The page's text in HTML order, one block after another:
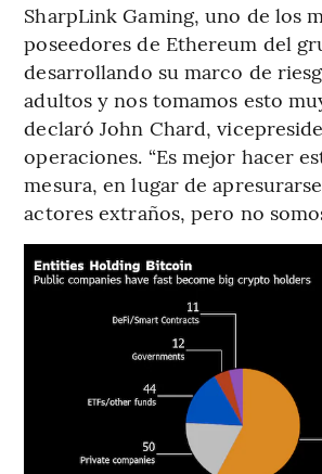
SharpLink Gaming, uno de los
poseedores de Ethereum del
desarrollando su marco de
adultos y nos tomamos esto
declaró John Chard,
operaciones. “Es mejor hacer
mesura, en lugar de
actores extraños, pero no